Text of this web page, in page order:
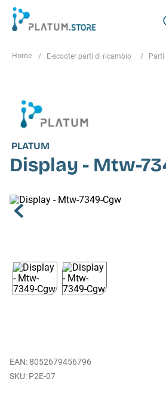
E-scooter parti di ricambio
PLATUM
Display - Mtw-
EAN: 8052679456796
P2E-07